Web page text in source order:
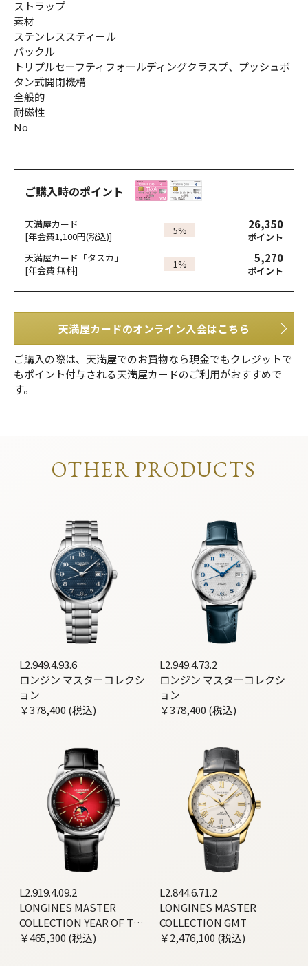
ストラップ
素材
ステンレススティール
バックル
トリプルセーフティフォールディングクラスプ、プッシュボ
タン式開閉機構
全般的
耐磁性
No
ご購入時のポイント
天満屋カード
[年会費1,100円(税込)]
5% 26,350
ポイント
天満屋カード「タスカ」
[年会費 無料]
1% 5,270
ポイント
天満屋カードのオンライン入会はこちら
ご購入の際は、天満屋でのお買物なら現金でもクレジットで
もポイント付与される天満屋カードのご利用がおすすめで
す。
OTHER PRODUCTS
L2.949.4.93.6
ロンジン マスターコレクシ
ョン
￥378,400 (税込)
L2.949.4.73.2
ロンジン マスターコレクシ
ョン
￥378,400 (税込)
L2.919.4.09.2
LONGINES MASTER
COLLECTION YEAR OF THE
HORSE EDITION
￥465,300 (税込)
L2.844.6.71.2
LONGINES MASTER
COLLECTION GMT
￥2,476,100 (税込)